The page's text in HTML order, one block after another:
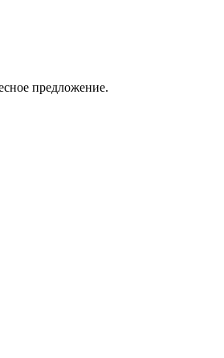
предложение.